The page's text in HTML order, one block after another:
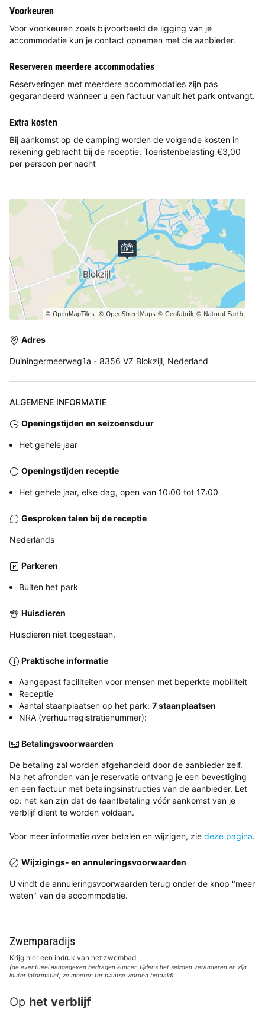
Voorkeuren
Voor voorkeuren zoals bijvoorbeeld de ligging van je
accommodatie kun je contact opnemen met de aanbieder.
Reserveren meerdere accommodaties
Reserveringen met meerdere accommodaties zijn pas
gegarandeerd wanneer u een factuur vanuit het park ontvangt.
Extra kosten
Bij aankomst op de camping worden de volgende kosten in
rekening gebracht bij de receptie: Toeristenbelasting €3,00
per persoon per nacht
Adres
Duiningermeerweg1a - 8356 VZ Blokzijl, Nederland
ALGEMENE INFORMATIE
Openingstijden en seizoensduur
Het gehele jaar
Openingstijden receptie
Het gehele jaar, elke dag, open van 10:00 tot 17:00
Gesproken talen bij de receptie
Nederlands
Parkeren
Buiten het park
Huisdieren
Huisdieren niet toegestaan.
Praktische informatie
Aangepast faciliteiten voor mensen met beperkte mobiliteit
Receptie
Aantal staanplaatsen op het park: 7 staanplaatsen
NRA (verhuurregistratienummer):
Betalingsvoorwaarden
De betaling zal worden afgehandeld door de aanbieder zelf.
Na het afronden van je reservatie ontvang je een bevestiging
en een factuur met betalingsinstructies van de aanbieder. Let
op: het kan zijn dat de (aan)betaling vóór aankomst van je
verblijf dient te worden voldaan.
Voor meer informatie over betalen en wijzigen, zie deze pagina.
Wijzigings- en annuleringsvoorwaarden
U vindt de annuleringsvoorwaarden terug onder de knop "meer
weten" van de accommodatie.
Zwemparadijs
Krijg hier een indruk van het zwembad
(de eventueel aangegeven bedragen kunnen tijdens het seizoen veranderen en zijn
louter informatief; ze moeten ter plaatse worden betaald)
Op het verblijf